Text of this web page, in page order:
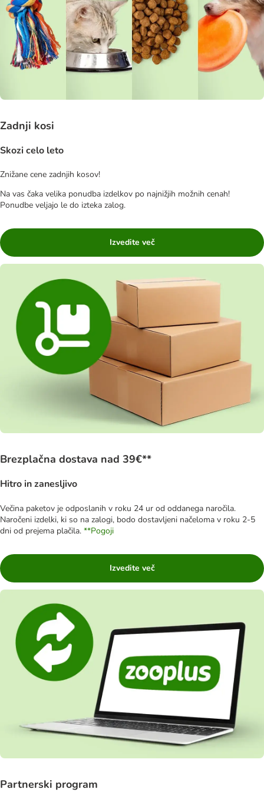
Zadnji kosi
Skozi celo leto
Znižane cene zadnjih kosov!
Na vas čaka velika ponudba izdelkov po najnižjih možnih cenah!
Ponudbe veljajo le do izteka zalog.
Izvedite več
Brezplačna dostava nad 39€**
Hitro in zanesljivo
Večina paketov je odposlanih v roku 24 ur od oddanega naročila.
Naročeni izdelki, ki so na zalogi, bodo dostavljeni načeloma v roku 2-5
dni od prejema plačila. **Pogoji
Izvedite več
Partnerski program